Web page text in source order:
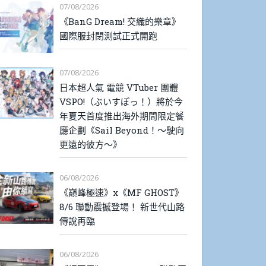
07/08/2026
《BanG Dream! 交織的樂章》
國際服封閉測試正式開跑
07/08/2026
日本超人氣 電競 VTuber 團體
VSPO!（ぶいすぽっ！）將於今
年夏天首度推出海外期間限定餐
廳企劃《Sail Beyond！～駛向
更遠的彼方～》
06/08/2026
《巔峰極速》x《MF GHOST》
8/6 聯動震撼登場！ 新世代山路
傳說再臨
06/08/2026